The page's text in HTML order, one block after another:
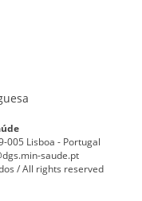
005 Lisboa - Portugal
saude.pt
/ All rights reserved